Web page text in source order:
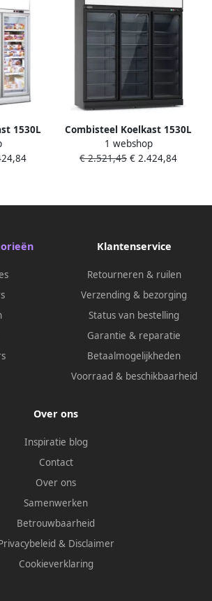
1530L
3
Combisteel Koelkast 1530L
Zwart 0°C +10°C Geforceerd
3 Draaideuren Wielen
1 webshop
€ 2.521,45 € 2.424,84
Klantenservice
Retourneren & ruilen
Verzending & bezorging
Status van bestelling
Garantie & reparatie
Betaalmogelijkheden
Voorraad & beschikbaarheid
Over ons
Inspiratie blog
Contact
Over ons
Samenwerken
Betrouwbaarheid
& Disclaimer
Cookieverklaring